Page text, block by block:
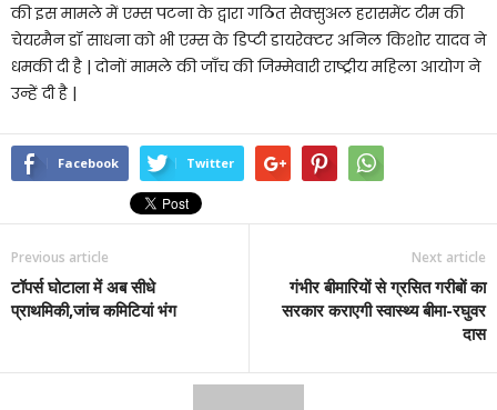
की इस मामले में एम्स पटना के द्वारा गठित सेक्सुअल हरासमेंट टीम की
चेयरमैन डॉ साधना को भी एम्स के डिप्टी डायरेक्टर अनिल किशोर यादव ने
धमकी दी है | दोनों मामले की जाँच की जिम्मेवारी राष्ट्रीय महिला आयोग ने
उन्हें दी है |
Facebook Twitter
Previous article
टॉपर्स घोटाला में अब सीधे
प्राथमिकी,जांच कमिटियां भंग
Next article
गंभीर बीमारियों से ग्रसित गरीबों का
सरकार कराएगी स्वास्थ्य बीमा-रघुवर
दास